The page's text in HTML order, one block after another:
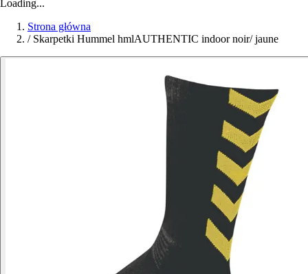
Loading...
Strona główna
/ Skarpetki Hummel hmlAUTHENTIC indoor noir/ jaune